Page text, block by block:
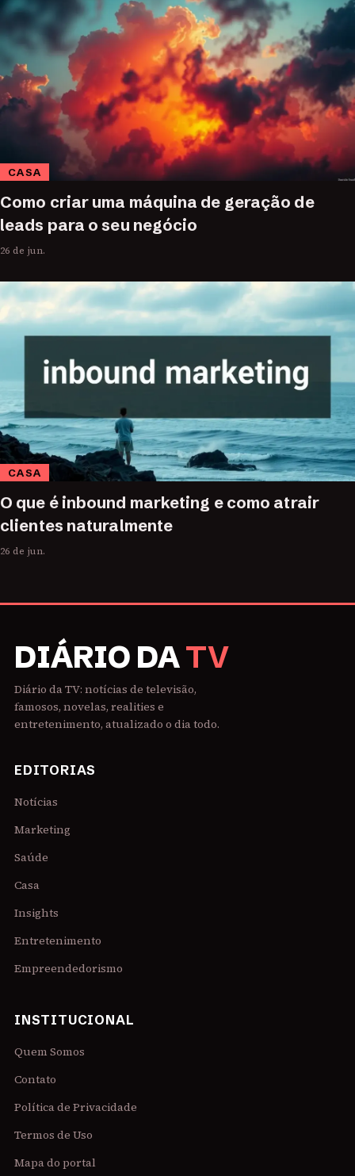
CASA
Como criar uma máquina de geração de
leads para o seu negócio
26 de jun.
CASA
O que é inbound marketing e como atrair
clientes naturalmente
26 de jun.
DIÁRIO DATV
Diário da TV: notícias de televisão,
famosos, novelas, realities e
entretenimento, atualizado o dia todo.
EDITORIAS
Notícias
Marketing
Saúde
Casa
Insights
Entretenimento
Empreendedorismo
INSTITUCIONAL
Quem Somos
Contato
Política de Privacidade
Termos de Uso
Mapa do portal